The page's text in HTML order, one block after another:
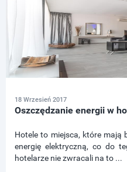
18 Wrzesień 2017
Oszczędzanie energii w
Hotele to miejsca, które mają
energię elektryczną, co do
hotelarze nie zwracali na to ...